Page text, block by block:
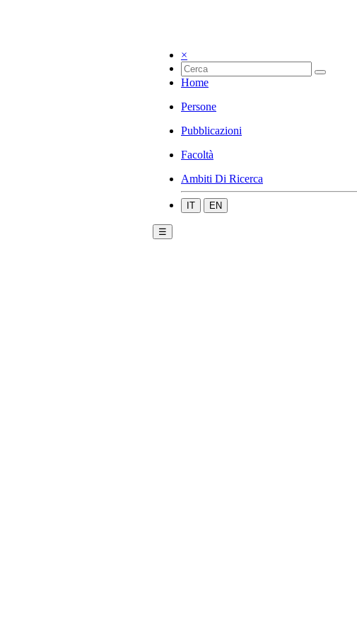
×
Home
Persone
Pubblicazioni
Facoltà
Ambiti Di Ricerca
IT EN
☰